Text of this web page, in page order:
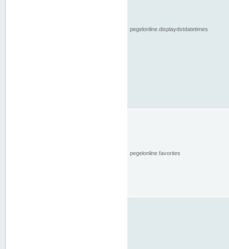
pegelonline.displaydstdatetimes
pegelonline.favorites